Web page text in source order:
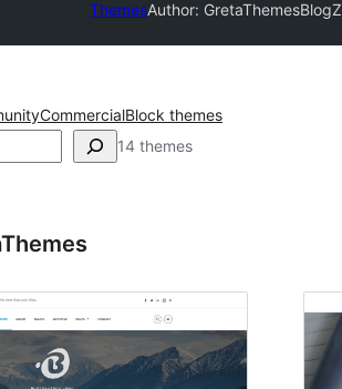
ThemesAuthor: GretaThemesBlogZ
CommercialBlock themes
14 themes